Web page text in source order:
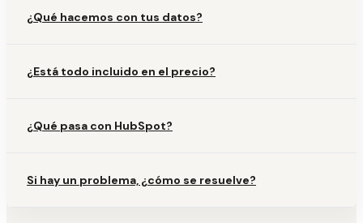
¿Qué hacemos con tus datos?
¿Está todo incluido en el precio?
¿Qué pasa con HubSpot?
Si hay un problema, ¿cómo se resuelve?